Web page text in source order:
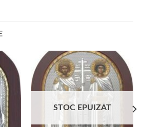
STOC EPUIZAT